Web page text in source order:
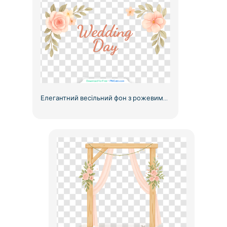
Елегантний весільний фон з рожевими квітами, безкоштовний PNG